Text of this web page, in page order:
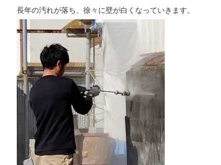
長年の汚れが落ち、徐々に壁が白くなっていきます。